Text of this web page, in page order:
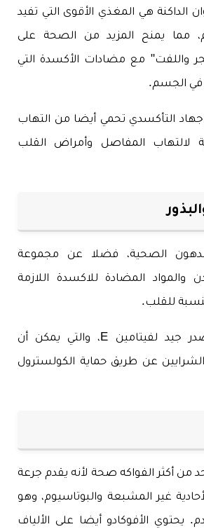
الداكنة هي المغذي الأقوى التي تفيد
مما يمنح المزيد من الصحة على
واللفت" مع مضادات الأكسدة التي
في الجسم.
التأكسدي تحمي أيضا من التهاب
لالتهاب المفاصل وأمراض القلب
الصحية، فضلا عن مجموعة
والمواد المضادة للاكسدة اللازمة
للقلب.
المكسرات هي مصدر جيد لفيتامين E، والتي يمكن أن
عن طريق حماية الكولسترول
من أكثر الفواكه صحة لأنه يقدم جرعة
غير المشبعة والبوتاسيوم، وهو
يحتوي الأفوكادو أيضا على الألياف